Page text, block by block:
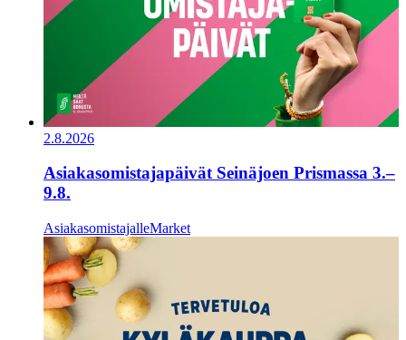
2.8.2026
Asiakasomistajapäivät Seinäjoen Prismassa 3.–
9.8.
AsiakasomistajalleMarket